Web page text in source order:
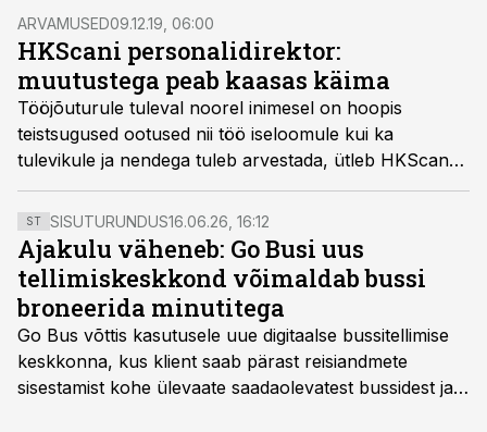
tööandjatega ja ettevõtted kaasavad projektipõhiselt
vabakutselisi, kes võivad vabalt tulla mõnest teisest
riigist, selgitab PwC Eesti personalijuht Alice Ligi.
ARVAMUSED09.12.19, 06:00
HKScani personalidirektor:
muutustega peab kaasas käima
Tööjõuturule tuleval noorel inimesel on hoopis
teistsugused ootused nii töö iseloomule kui ka
tulevikule ja nendega tuleb arvestada, ütleb HKScan
Estonia Baltikumi personalidirektor Relika Rohtoja.
ST SISUTURUNDUS16.06.26, 16:12
Ajakulu väheneb: Go Busi uus
tellimiskeskkond võimaldab bussi
broneerida minutitega
Go Bus võttis kasutusele uue digitaalse bussitellimise
keskkonna, kus klient saab pärast reisiandmete
sisestamist kohe ülevaate saadaolevatest bussidest ja